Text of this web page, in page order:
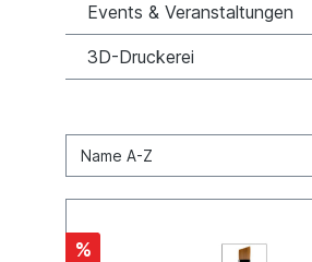
Events & Veranstaltungen
3D-Druckerei
%